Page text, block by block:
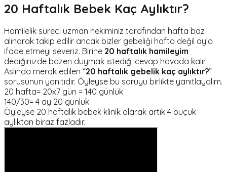
20 Haftalık Bebek Kaç Aylıktır?
Hamilelik süreci uzman hekiminiz tarafından hafta baz
alınarak takip edilir ancak bizler gebeliği hafta değil ayla
ifade etmeyi severiz. Birine 20 haftalık hamileyim
dediğinizde bazen duymak istediği cevap havada kalır.
Aslında merak edilen “20 haftalık gebelik kaç aylıktır?”
sorusunun yanıtıdır. Öyleyse bu soruyu birlikte yanıtlayalım.
20 hafta= 20x7 gün = 140 günlük
140/30= 4 ay 20 günlük
Öyleyse 20 haftalık bebek klinik olarak artık 4 buçuk
aylıktan biraz fazladır.